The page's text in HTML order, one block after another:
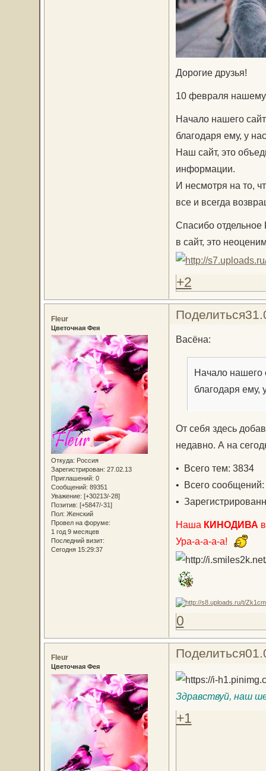
Дорогие друзья!
10 февраля нашему
Начало нашего
благодаря ему, у
Наш сайт, это
информации.
И несмотря на то,
все и всегда
Спасибо отдельное
в сайт, это
+2
Поделиться
Fleur
Цветочная Фея
Откуда: Россия
Зарегистрирован: 27.02.13
Приглашений: 0
Сообщений: 89351
Уважение: [+30213/-28]
Позитив: [+5847/-31]
Пол: Женский
Провел на форуме:
1 год 9 месяцев
Последний визит:
Сегодня 15:29:37
Васёна:
Начало нашего
благодаря ему,
От себя здесь
недавно. А на
• Всего тем: 3834
• Всего
•
Наша КИНОДИВА
Ура-а-а-а-а!
0
Поделиться
Fleur
Цветочная Фея
Здравствуй, наш
+1